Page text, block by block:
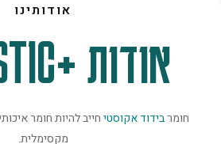
אודותינו
אודות +ACOUSTIC
חומרבידוד אקוסטיחייב להיות חומר
מקסימלית.